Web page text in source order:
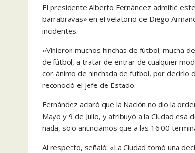
El presidente Alberto Fernández admitió
barrabravas» en el velatorio de Diego
incidentes.
«Vinieron muchos hinchas de fútbol, mucha
de fútbol, a tratar de entrar de cualquier
con ánimo de hinchada de futbol, por
reconoció el jefe de Estado.
Fernández aclaró que la Nación no dio la
Mayo y 9 de Julio, y atribuyó a la Ciudad
nada, solo anunciamos que a las 16:00
Al respecto, señaló: «La Ciudad tomó una